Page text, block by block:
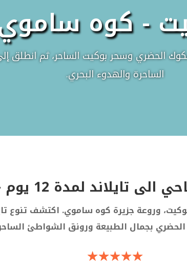
- كوه
الحضري وسحر بوكيت الساحر، ثم انطلق
الساحرة والهدوء البحري.
لمدة 12 يوم – 11 ليلة
وروعة جزيرة كوه ساموي. اكتشف تنوع
بجمال الطبيعة ورونق الشواطئ
☆☆☆☆☆